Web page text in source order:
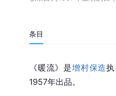
条目
《暖流》是增村保造
1957年出品。